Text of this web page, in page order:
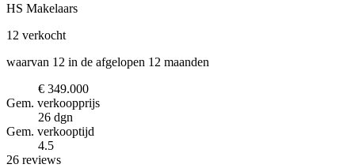
HS Makelaars
12 verkocht
waarvan 12 in de afgelopen 12 maanden
€ 349.000
Gem. verkoopprijs
26 dgn
Gem. verkooptijd
4.5
26 reviews